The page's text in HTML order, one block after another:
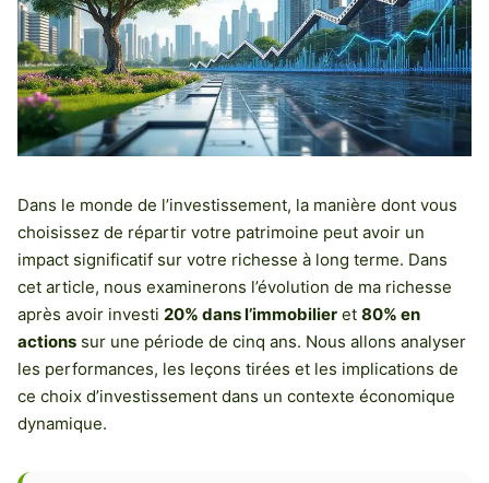
Dans le monde de l’investissement, la manière dont vous
choisissez de répartir votre patrimoine peut avoir un
impact significatif sur votre richesse à long terme. Dans
cet article, nous examinerons l’évolution de ma richesse
après avoir investi 20% dans l’immobilier et 80% en
actions sur une période de cinq ans. Nous allons analyser
les performances, les leçons tirées et les implications de
ce choix d’investissement dans un contexte économique
dynamique.